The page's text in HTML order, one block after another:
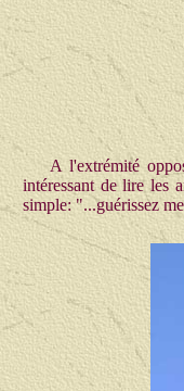
A l'extrémité
intéressant de lire les
simple: "...guérissez